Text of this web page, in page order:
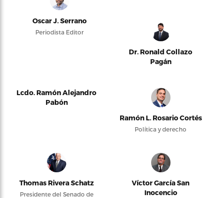
Oscar J. Serrano
Periodista Editor
Dr. Ronald Collazo
Pagán
Lcdo. Ramón Alejandro
Pabón
Ramón L. Rosario Cortés
Política y derecho
Thomas Rivera Schatz
Presidente del Senado de
Víctor García San
Inocencio